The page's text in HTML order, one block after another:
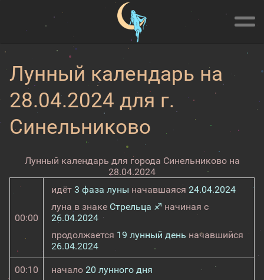
Лунный календарь на
28.04.2024 для г.
Синельниково
Лунный календарь для города Синельниково на
28.04.2024
00:00
идёт 3 фаза луны начавшаяся 24.04.2024
луна в знаке Стрельца ♐ начиная с
26.04.2024
продолжается 19 лунный день начавшийся
26.04.2024
00:10 начало 20 лунного дня